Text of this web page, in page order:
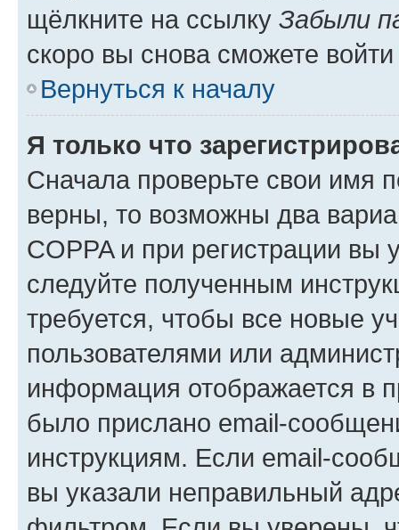
щёлкните на ссылку Забыли
скоро вы снова сможете
Вернуться к началу
Я только что
Сначала проверьте свои имя
верны, то возможны два
COPPA и при регистрации вы
следуйте полученным
требуется, чтобы все новые
пользователями или
информация отображается в
было прислано email-
инструкциям. Если email-
вы указали неправильный